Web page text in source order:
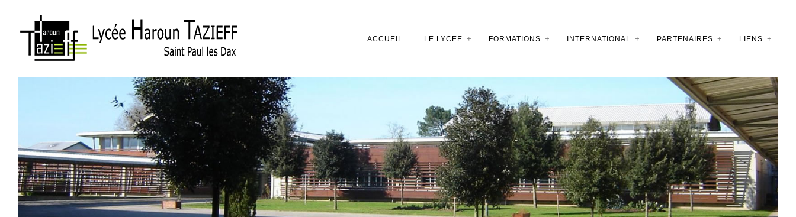
ACCUEIL LE LYCEE FORMATIONS INTERNATIONAL PARTENAIRES LIENS